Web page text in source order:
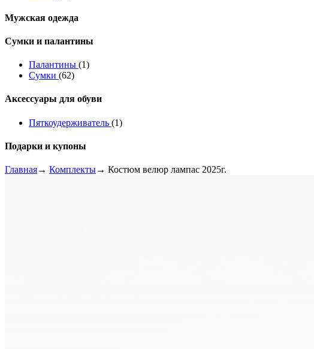
Мужская одежда
Сумки и палантины
Палантины (1)
Сумки (62)
Аксессуары для обуви
Пяткоудерживатель (1)
Подарки и купоны
Главная→ Комплекты→ Костюм велюр лампас 2025г.